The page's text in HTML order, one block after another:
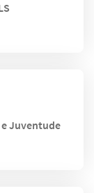
e Juventude